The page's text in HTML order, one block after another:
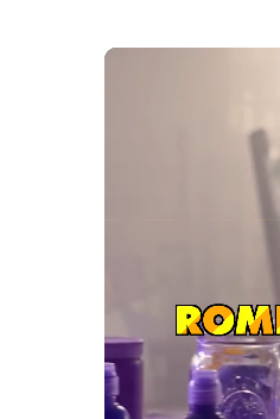
Media Carousel
Carousel with product photos.